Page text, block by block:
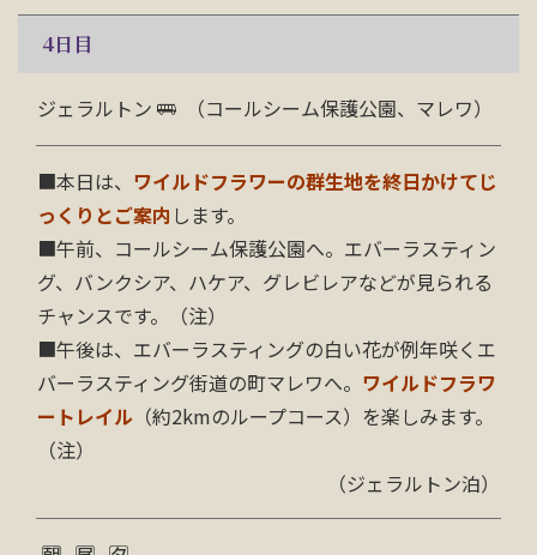
4日目
ジェラルトン （コールシーム保護公園、マレワ）
■本日は、 ワイルドフラワーの群生地を終日かけてじ
っくりとご案内 します。
■午前、コールシーム保護公園へ。 エバーラスティン
グ、バンクシア、ハケア、グレビレアなどが見られる
チャンスです。（注）
■午後は、エバーラスティングの白い花が例年咲くエ
バーラスティング街道の町マレワへ。 ワイルドフラワ
ートレイル （約2kmのループコース）を楽しみます。
（注）
（ジェラルトン泊）